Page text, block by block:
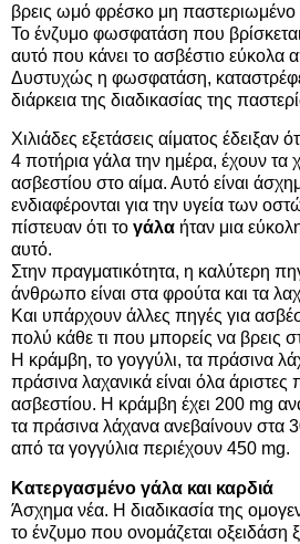
βρεις ωμό φρέσκο μη παστεριωμένο
Το ένζυμο φωσφατάση που
αυτό που κάνει το ασβέστιο εύκολα
Δυστυχώς η φωσφατάση,
διάρκεια της διαδικασίας της
Χιλιάδες εξετάσεις αίματος έδειξαν
4 ποτήρια γάλα την ημέρα, έχουν τα
ασβεστίου στο αίμα. Αυτό είναι
ενδιαφέρονται για την υγεία των
πίστευαν ότι το γάλα ήταν μια
αυτό.
Στην πραγματικότητα, η καλύτερη
άνθρωπο είναι στα φρούτα και τα
Και υπάρχουν άλλες πηγές για
πολύ κάθε τι που μπορείς να βρεις
Η κράμβη, το γογγύλι, τα πράσινα
πράσινα λαχανικά είναι όλα
ασβεστίου. Η κράμβη έχει 200 mg
τα πράσινα λάχανα ανεβαίνουν στα
από τα γογγύλια περιέχουν 450 mg.
Κατεργασμένο γάλα και καρδιά
Άσχημα νέα. Η διαδικασία της
το ένζυμο που ονομάζεται οξειδάση